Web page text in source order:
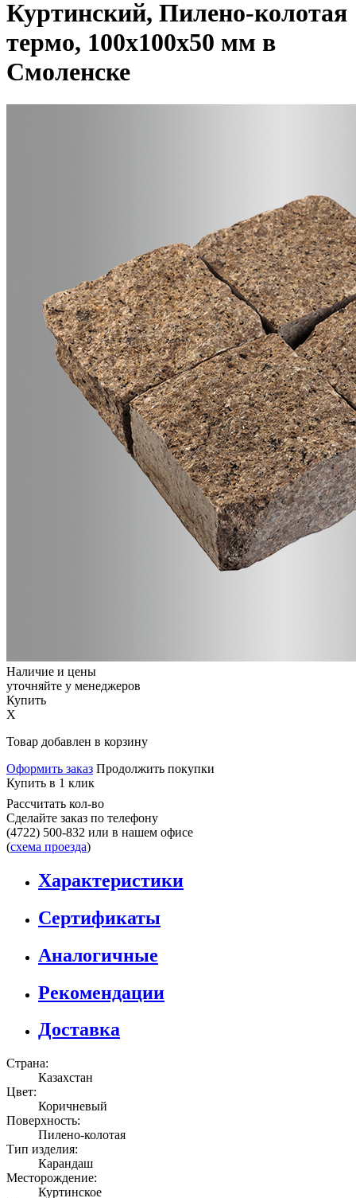
Куртинский, Пилено-колотая
термо, 100x100x50 мм в
Смоленске
Наличие и цены
уточняйте у менеджеров
Купить
X
Товар добавлен в корзину
Оформить заказ Продолжить покупки
Купить в 1 клик
Рассчитать кол-во
Сделайте заказ по телефону
(4722) 500-832 или в нашем офисе
(схема проезда)
Характеристики
Сертификаты
Аналогичные
Рекомендации
Доставка
Страна:
Казахстан
Цвет:
Коричневый
Поверхность:
Пилено-колотая
Тип изделия:
Карандаш
Месторождение:
Куртинское